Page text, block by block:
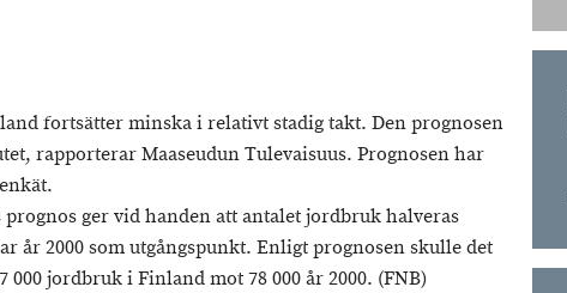
fortsätter minska i relativt stadig takt. Den prognosen
rapporterar Maaseudun Tulevaisuus. Prognosen har
ger vid handen att antalet jordbruk halveras
år 2000 som utgångspunkt. Enligt prognosen skulle det
000 jordbruk i Finland mot 78 000 år 2000. (FNB)